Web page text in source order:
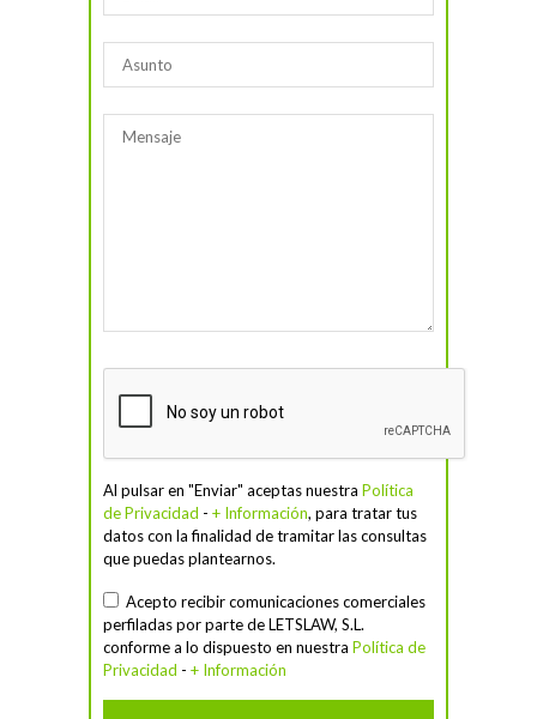
Al pulsar en "Enviar" aceptas nuestra Política
de Privacidad - + Información, para tratar tus
datos con la finalidad de tramitar las consultas
que puedas plantearnos.
Acepto recibir comunicaciones comerciales
perfiladas por parte de LETSLAW, S.L.
conforme a lo dispuesto en nuestra Política de
Privacidad - + Información